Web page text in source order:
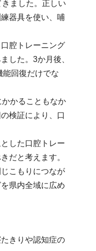
ました。正しい
器具を使い、哺
腔トレーニング
した。3か月後、
回復だけでな
かることもなか
検証により、口
した口腔トレー
だと考えます。
こもりにつなが
県内全域に広め
きりや認知症の